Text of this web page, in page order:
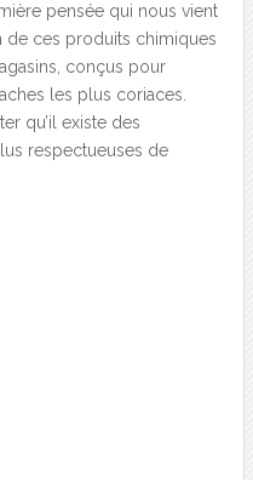
pensée qui nous vient
de ces produits chimiques
conçus pour
les plus coriaces.
qu’il existe des
respectueuses de